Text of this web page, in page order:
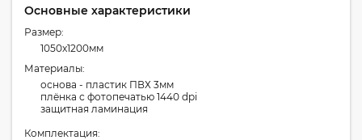
Основные характеристики
Размер:
1050x1200мм
Материалы:
основа - пластик ПВХ 3мм
плёнка с фотопечатью 1440 dpi
защитная ламинация
Комплектация: